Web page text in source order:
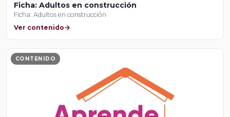
Ficha: Adultos en construcción
Ficha: Adultos en construcción
Ver contenido
CONTENIDO